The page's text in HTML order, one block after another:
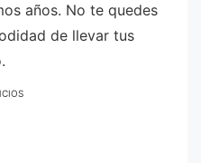
años. No te quedes
de llevar tus